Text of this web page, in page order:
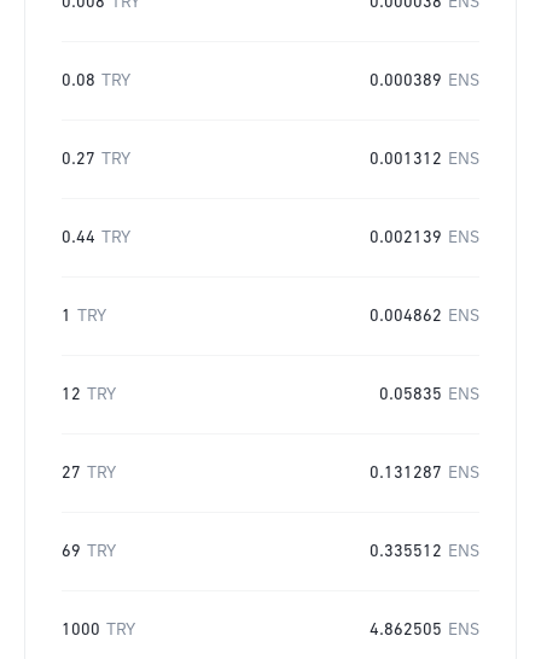
0.08 TRY 0.000389 ENS
0.27 TRY 0.001312 ENS
0.44 TRY 0.002139 ENS
1 TRY 0.004862 ENS
12 TRY 0.05835 ENS
27 TRY 0.131287 ENS
69 TRY 0.335512 ENS
1000 TRY 4.862505 ENS